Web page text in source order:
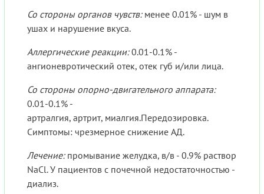
Со стороны органов чувств:менее 0.01% - шум в
ушах и нарушение вкуса.
Аллергические реакции:0.01-0.1% -
ангионевротический отек, отек губ и/или лица.
Со стороны опорно-двигательного аппарата:
0.01-0.1% -
артралгия, артрит, миалгия.Передозировка.
Симптомы: чрезмерное снижение АД.
Лечение: промывание желудка, в/в - 0.9% раствор
NaCl. У пациентов с почечной недостаточностью -
диализ.